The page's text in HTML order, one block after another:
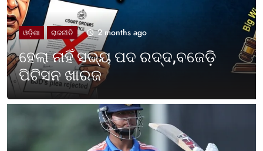
UNCATEGORIZED 2 months ago
ଓଡ଼ିଶା ପାଳିଲା ପଶ୍ଚିମବଙ୍ଗ
ପ୍ରତିଷ୍ଠା ଦିବସ